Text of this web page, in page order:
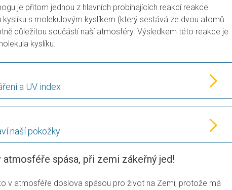
je přitom jednou z hlavních probíhajících reakcí reakce
s molekulovým kyslíkem (který sestává ze dvou atomů
důležitou součástí naší atmosféry. Výsledkem této reakce je
kyslíku.
a UV index
naší pokožky
atmosféře spása, při zemi zákeřný jed!
v atmosféře doslova spásou pro život na Zemi, protože má